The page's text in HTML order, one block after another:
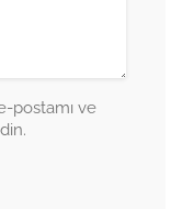
postamı ve